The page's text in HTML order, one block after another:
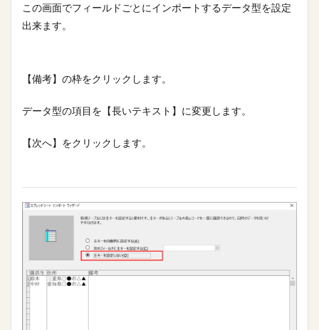
この画面でフィールドごとにインポートするデータ型を設定
出来ます。
【備考】の枠をクリックします。
データ型の項目を【長いテキスト】に変更します。
【次へ】をクリックします。